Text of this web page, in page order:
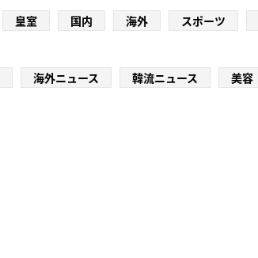
皇室 国内 海外 スポーツ
海外ニュース 韓流ニュース 美容